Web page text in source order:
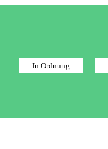
In Ordnung